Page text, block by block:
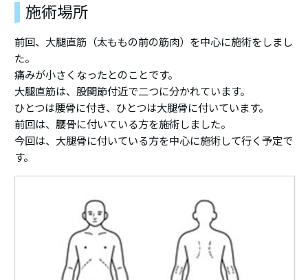
施術場所
前回、大腿直筋（太ももの前の筋肉）を中心に施術をしまし
た。
痛みが小さくなったとのことです。
大腿直筋は、股関節付近で二つに分かれています。
ひとつは腰骨に付き、ひとつは大腿骨に付いています。
前回は、腰骨に付いている方を施術しました。
今回は、大腿骨に付いている方を中心に施術して行く予定で
す。